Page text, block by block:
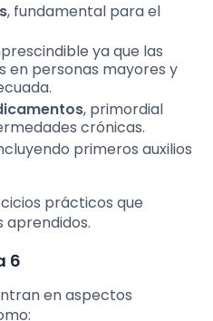
, fundamental para el
ya que las
en personas mayores y
, primordial
crónicas.
primeros auxilios
prácticos que
aprendidos.
6
en aspectos